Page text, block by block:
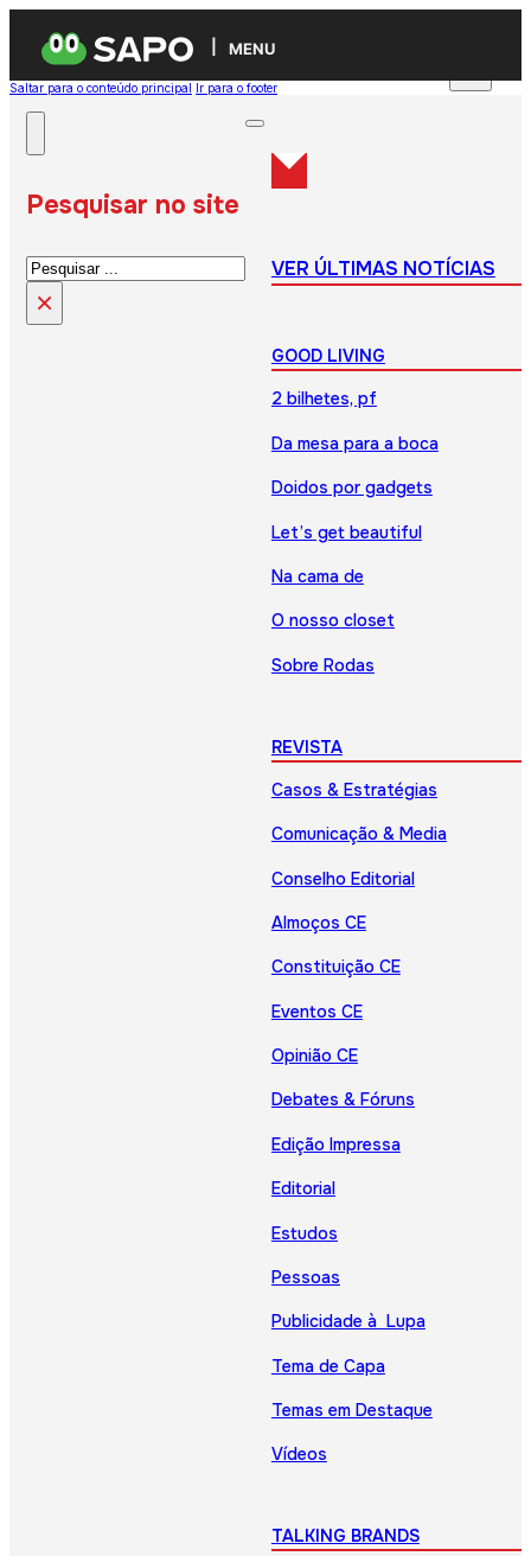
MENU
Saltar para o conteúdo principal Ir para o footer
Pesquisar no site
Pesquisar
×
VER ÚLTIMAS NOTÍCIAS
GOOD LIVING
2 bilhetes, pf
Da mesa para a boca
Doidos por gadgets
Let’s get beautiful
Na cama de
O nosso closet
Sobre Rodas
REVISTA
Casos & Estratégias
Comunicação & Media
Conselho Editorial
Almoços CE
Constituição CE
Eventos CE
Opinião CE
Debates & Fóruns
Edição Impressa
Editorial
Estudos
Pessoas
Publicidade à Lupa
Tema de Capa
Temas em Destaque
Vídeos
TALKING BRANDS